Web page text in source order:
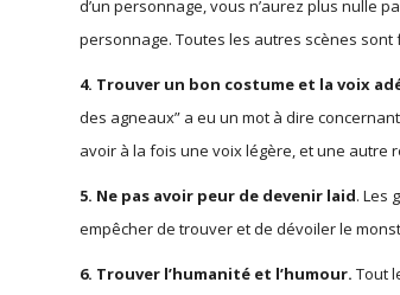
d’un personnage, vous n’aurez plus nulle
personnage. Toutes les autres scènes
4. Trouver un bon costume et la voix
des agneaux” a eu un mot à dire
avoir à la fois une voix légère, et une autre
5. Ne pas avoir peur de devenir laid. Les
empêcher de trouver et de dévoiler le
6. Trouver l’humanité et l’humour. Tout